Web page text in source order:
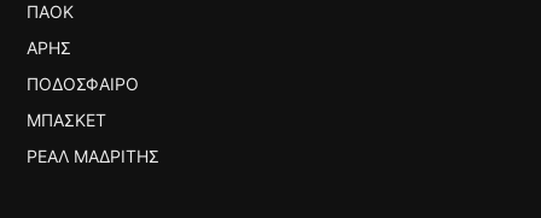
ΠΑΟΚ
ΆΡΗΣ
ΠΟΔΌΣΦΑΙΡΟ
ΜΠΆΣΚΕΤ
ΡΕΆΛ ΜΑΔΡΊΤΗΣ